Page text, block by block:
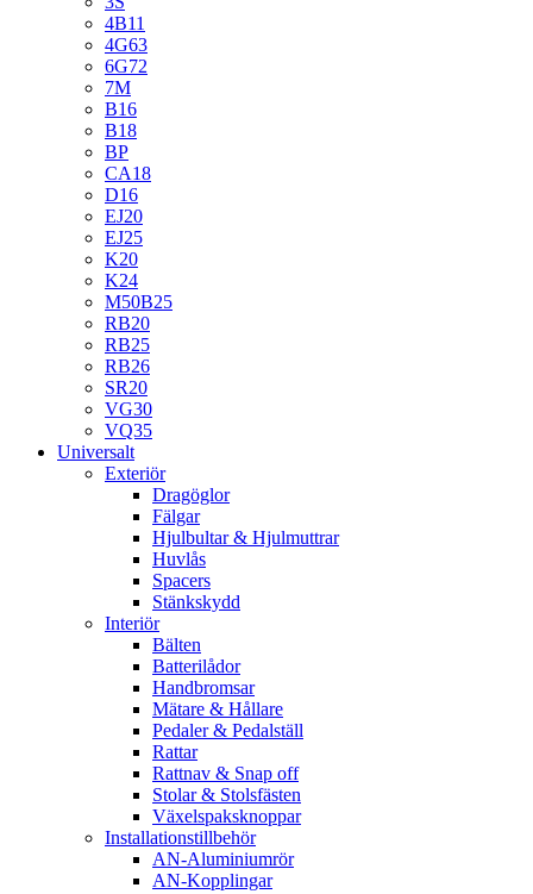
4B11
4G63
6G72
7M
B16
B18
BP
CA18
D16
EJ20
EJ25
K20
K24
M50B25
RB20
RB25
RB26
SR20
VG30
VQ35
Universalt
Exteriör
Dragöglor
Fälgar
Hjulbultar & Hjulmuttrar
Huvlås
Spacers
Stänkskydd
Interiör
Bälten
Batterilådor
Handbromsar
Mätare & Hållare
Pedaler & Pedalställ
Rattar
Rattnav & Snap off
Stolar & Stolsfästen
Växelspaksknoppar
Installationstillbehör
AN-Aluminiumrör
AN-Kopplingar